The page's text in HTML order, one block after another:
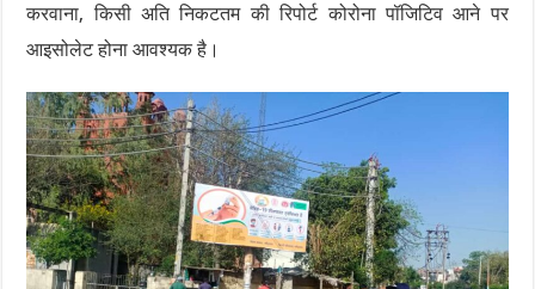
करवाना, किसी अति निकटतम की रिपोर्ट कोरोना पॉजिटिव आने पर
आइसोलेट होना आवश्यक है।